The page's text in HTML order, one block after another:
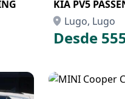
KIA PV5
Lugo, Lugo
Desde